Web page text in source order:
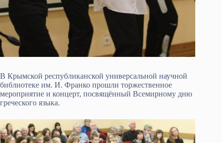
В Крымской республиканской универсальной научной
библиотеке им. И. Франко прошли торжественное
мероприятие и концерт, посвящённый Всемирному дню
греческого языка.